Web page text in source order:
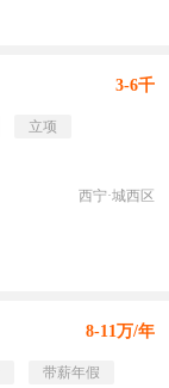
3-6千
立项
西宁·城西区
8-11万/年
带薪年假